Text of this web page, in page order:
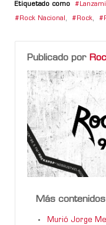
Etiquetado como
Rock Nacional , Rock,
Publicado por
Más contenidos
Murió Jorge